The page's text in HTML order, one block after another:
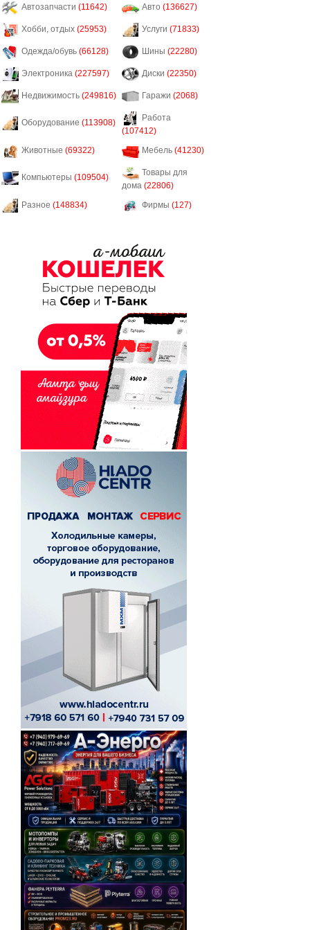
Автозапчасти (11642) Авто (136627)
Хобби, отдых (25953) Услуги (71833)
Одежда/обувь (66128) Шины (22280)
Электроника (227597) Диски (22350)
Недвижимость (249816) Гаражи (2068)
Оборудование (113908)
Работа
(107412)
Животные (69322) Мебель (41230)
Компьютеры (109504)
Товары для
дома (22806)
Разное (148834) Фирмы (127)